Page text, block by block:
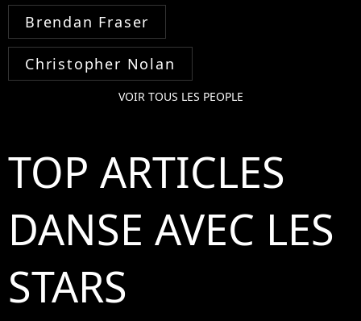
Brendan Fraser
Christopher Nolan
VOIR TOUS LES PEOPLE
TOP ARTICLES
DANSE AVEC LES
STARS